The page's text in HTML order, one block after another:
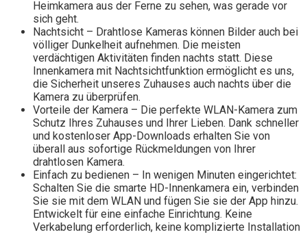
Heimkamera aus der Ferne zu sehen, was gerade vor
sich geht.
Nachtsicht – Drahtlose Kameras können Bilder auch bei
völliger Dunkelheit aufnehmen. Die meisten
verdächtigen Aktivitäten finden nachts statt. Diese
Innenkamera mit Nachtsichtfunktion ermöglicht es uns,
die Sicherheit unseres Zuhauses auch nachts über die
Kamera zu überprüfen.
Vorteile der Kamera – Die perfekte WLAN-Kamera zum
Schutz Ihres Zuhauses und Ihrer Lieben. Dank schneller
und kostenloser App-Downloads erhalten Sie von
überall aus sofortige Rückmeldungen von Ihrer
drahtlosen Kamera.
Einfach zu bedienen – In wenigen Minuten eingerichtet:
Schalten Sie die smarte HD-Innenkamera ein, verbinden
Sie sie mit dem WLAN und fügen Sie sie der App hinzu.
Entwickelt für eine einfache Einrichtung. Keine
Verkabelung erforderlich, keine komplizierte Installation